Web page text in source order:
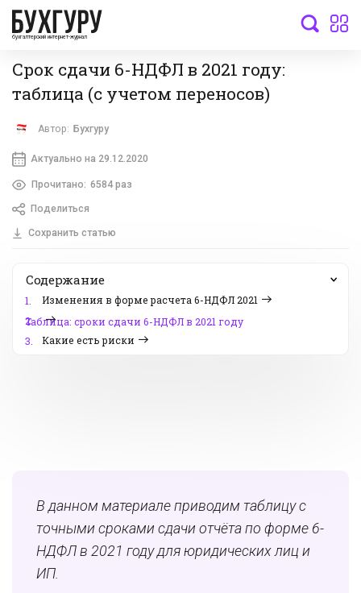
бухгалтерский интернет-журнал
Срок сдачи 6-НДФЛ в 2021 году:
таблица (с учетом переносов)
Автор: Бухгуру
Актуально на 29.12.2020
Прочитано: 6584 раз
Поделиться
Сохранить статью
Содержание
1.
Изменения в форме расчета 6-НДФЛ 2021
2.
Таблица: сроки сдачи 6-НДФЛ в 2021 году
3.
Какие есть риски
В данном материале приводим таблицу с
точными сроками сдачи отчёта по форме 6-
НДФЛ в 2021 году для юридических лиц и
ИП.